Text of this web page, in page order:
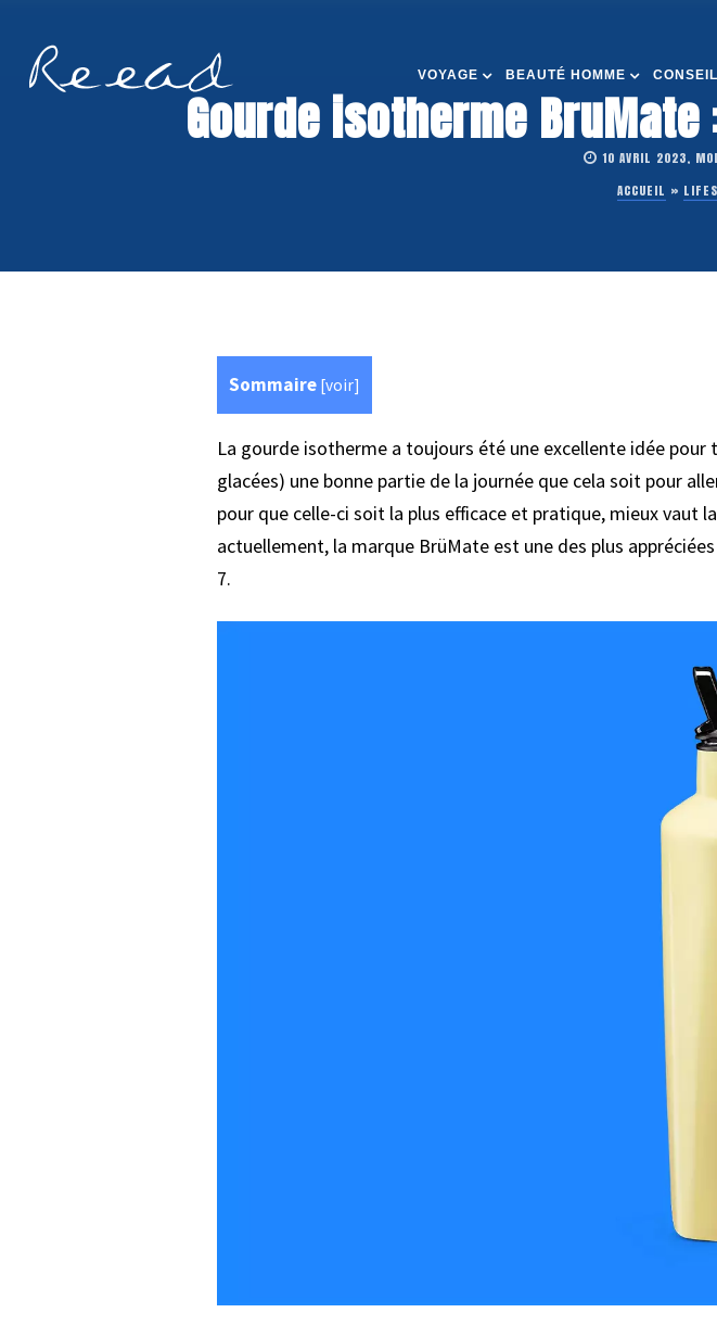
VOYAGE BEAUTÉ HOMME
Gourde isotherme
10 AVRIL 2023,
ACCUEIL »
Sommaire [voir]
La gourde isotherme a toujours été une excellente idée
glacées) une bonne partie de la journée que cela soit pour
pour que celle-ci soit la plus efficace et pratique, mieux vaut
actuellement, la marque BrüMate est une des plus
7.